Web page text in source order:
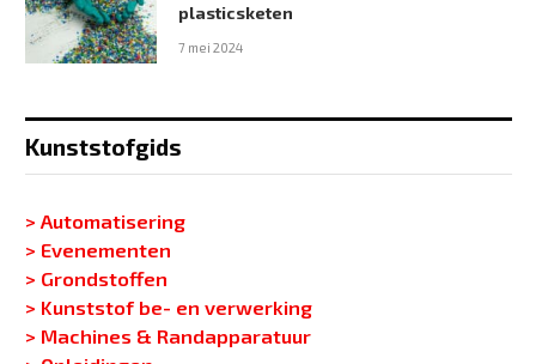
plasticsketen
7 mei 2024
Kunststofgids
> Automatisering
> Evenementen
> Grondstoffen
> Kunststof be- en verwerking
> Machines & Randapparatuur